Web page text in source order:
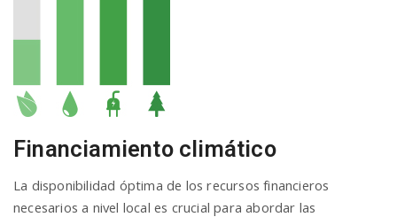
Financiamiento climático
La disponibilidad óptima de los recursos financieros
necesarios a nivel local es crucial para abordar las